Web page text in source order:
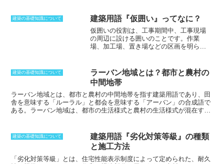
宝令以前から使用されており、元々は親
指を当てたくらいの長さとされてきまし
た。平安時代には「す」と書かれ、古代
文献では訓で「き」と呼ばれることもあ
ります。日本では成人男性の身長がだい
際、5尺を省略してその下の寸だけを言う
のが慣習でした。例えば、「身長6寸」と
言うと5尺6寸という意味です。また、勾
配を表す際にも1尺に対する垂直方向の長
さを寸を用いて表していました。さら
に、長さや寸法やごく短い、またはごく
建築の基礎知識について 建築用語『仮囲い』ってなに？
仮囲いの役割 は、工事期間中、工事現場
の周辺に設ける囲いのことです。作業
場、加工場、置き場などの区画を明らか
的です。また、区画外への資材や粉塵な
どの飛散防止の役割もあります。工事現
場では騒音が発生することから、それが
外部に伝わるのを防ぐために、高さ2メー
トル以上の防護板を設けるのが一般的で
す。材料としては鋼製版、波鉄板、合板
は、機能の他に美観や通行人に対する安
全性も考慮しなければならないので、大
規模な街の工事などでは、囲いの板に絵
やその地域の歴史などが印刷される場合
建築の基礎知識について
ラーバン地域とは？都市と農村の
中間地帯
ラーバン地域とは、都市と農村の中間地帯を指す建築用語であり、田
舎を意味する「ルーラル」と都会を意味する「アーバン」の合成語で
ある。ラーバン地域は、都市の生活様式と農村の生活様式が混在する
人口が急増し、都市部で住宅や工場が不足するようになった。そこ
で、都市部から離れた郊外に住宅や工場を建設する必要が生じ、ラー
バン地域が形成されるようになった。また、ラーバン地域の形成に
は、交通機関の発達も大きく影響している。19世紀後半に鉄道や自
建築の基礎知識について
建築用語『劣化対策等級』の種類
と施工方法
「劣化対策等級 」とは、住宅性能表示制度によって定められた、耐久